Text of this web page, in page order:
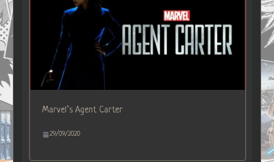
Marvel’s Agent Carter
29/09/2020